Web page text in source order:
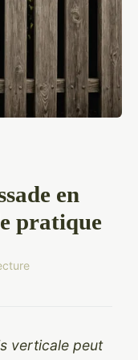
en
pratique
verticale peut